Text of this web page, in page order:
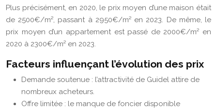
Plus précisément, en 2020, le prix moyen d’une maison était
de 2500€/m², passant à 2950€/m² en 2023. De même, le
prix moyen d’un appartement est passé de 2000€/m² en
2020 à 2300€/m² en 2023.
Facteurs influençant l’évolution des prix
Demande soutenue : l’attractivité de Guidel attire de
nombreux acheteurs.
Offre limitée : le manque de foncier disponible